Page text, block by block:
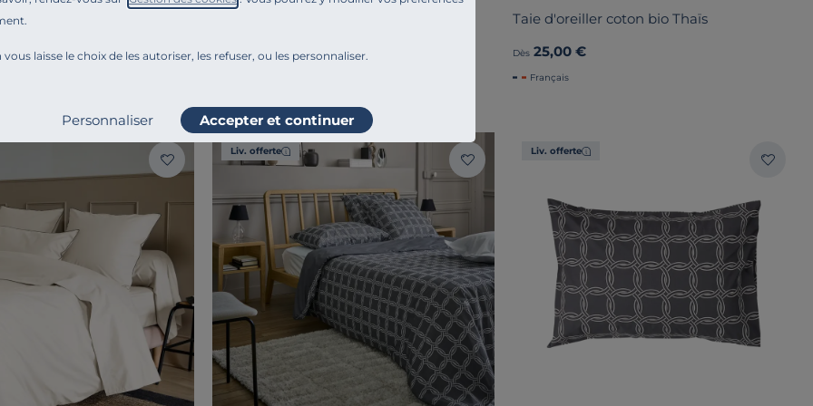
vous laisse le choix de les autoriser, les refuser, ou les personnaliser.
Personnaliser Accepter et continuer
bio Thaïs
Dès 39,00 €
Taie d'oreiller coton bio Thaïs
Dès 25,00 €
Français
Liv. offerte Liv. offerte